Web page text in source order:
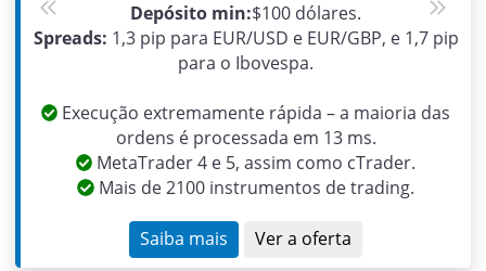
Depósito min:$100 dólares.
Spreads: 1,3 pip para EUR/USD e EUR/GBP, e 1,7 pip
para o Ibovespa.
Execução extremamente rápida – a maioria das
ordens é processada em 13 ms.
MetaTrader 4 e 5, assim como cTrader.
Mais de 2100 instrumentos de trading.
Saiba mais Ver a oferta
Previous Next